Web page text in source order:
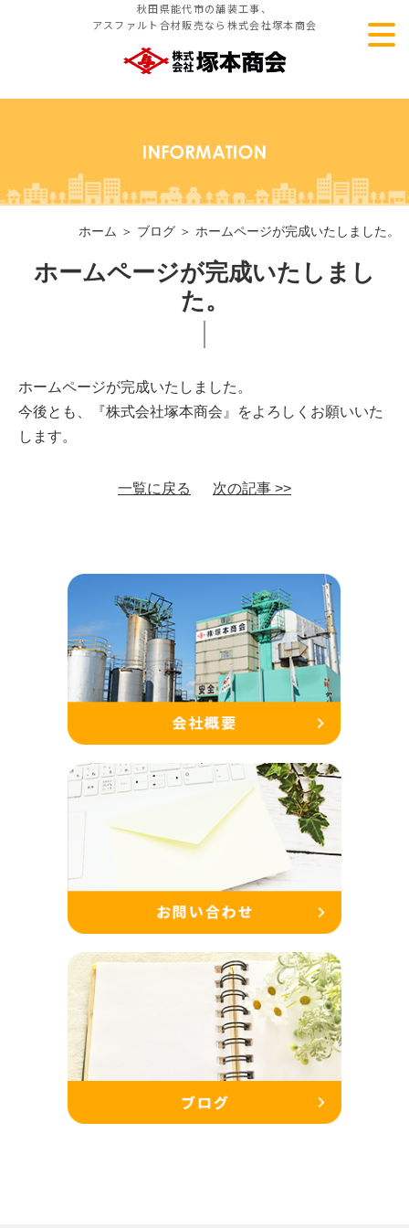
秋田県能代市の舗装工事、
アスファルト合材販売なら株式会社塚本商会
ホーム ＞ ブログ ＞ ホームページが完成いたしました。
ホームページが完成いたしまし
た。
ホームページが完成いたしました。
今後とも、『株式会社塚本商会』をよろしくお願いいた
します。
一覧に戻る 次の記事 >>